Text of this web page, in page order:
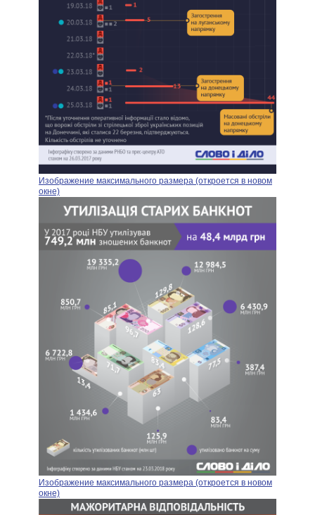
Изображение максимального размера (откроется в новом
окне)
Изображение максимального размера (откроется в новом
окне)